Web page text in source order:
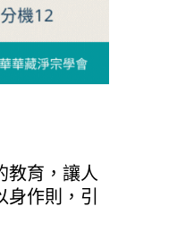
教育，讓人
作則，引